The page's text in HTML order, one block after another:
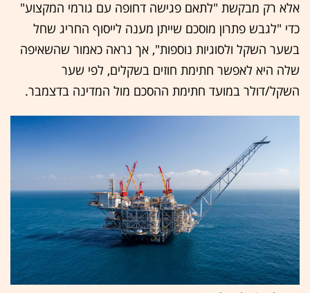
אלא רק מבקשת "לתאם פגישה דחופה עם גורמי המקצוע"
כדי "לגבש פתרון מוסכם שייתן מענה לייסוף החריג שחל
בשער השקל ולסוגיות נוספות", אך נראה כאמור שהשאיפה
שלה היא לאפשר חתימת חוזים בשקלים, לפי שער
השקל/דולר במועד חתימת ההסכם מול המדינה בדצמבר.